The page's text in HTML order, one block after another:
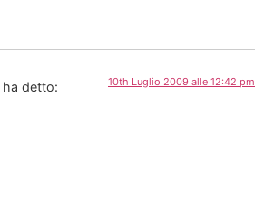
ha detto: 10th Luglio 2009 alle 12:42 pm